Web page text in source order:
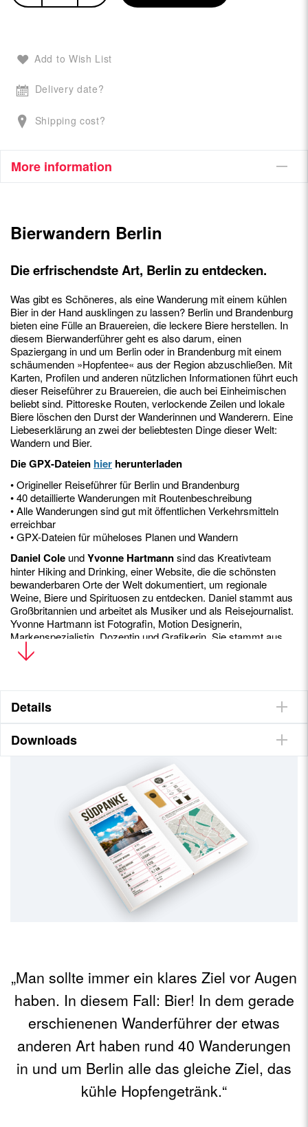
Add to Wish List
Delivery date?
Shipping cost?
More information
Bierwandern Berlin
Die erfrischendste Art, Berlin zu entdecken.
Was gibt es Schöneres, als eine Wanderung mit einem kühlen
Bier in der Hand ausklingen zu lassen? Berlin und Brandenburg
bieten eine Fülle an Brauereien, die leckere Biere herstellen. In
diesem Bierwanderführer geht es also darum, einen
Spaziergang in und um Berlin oder in Brandenburg mit einem
schäumenden »Hopfentee« aus der Region abzuschließen. Mit
Karten, Profilen und anderen nützlichen Informationen führt euch
dieser Reiseführer zu Brauereien, die auch bei Einheimischen
beliebt sind. Pittoreske Routen, verlockende Zeilen und lokale
Biere löschen den Durst der Wanderinnen und Wanderern. Eine
Liebeserklärung an zwei der beliebtesten Dinge dieser Welt:
Wandern und Bier.
Die GPX-Dateien hier herunterladen
• Origineller Reiseführer für Berlin und Brandenburg
• 40 detaillierte Wanderungen mit Routenbeschreibung
• Alle Wanderungen sind gut mit öffentlichen Verkehrsmitteln
erreichbar
• GPX-Dateien für müheloses Planen und Wandern
Daniel Cole undYvonne Hartmannsind das Kreativteam
hinter Hiking and Drinking, einer Website, die die schönsten
bewanderbaren Orte der Welt dokumentiert, um regionale
Weine, Biere und Spirituosen zu entdecken. Daniel stammt aus
Großbritannien und arbeitet als Musiker und als Reisejournalist.
Yvonne Hartmann ist Fotografin, Motion Designerin,
Markenspezialistin, Dozentin und Grafikerin. Sie stammt aus
Deutschland.
Details
Downloads
„Man sollte immer ein klares Ziel vor Augen
haben. In diesem Fall: Bier! In dem gerade
erschienenen Wanderführer der etwas
anderen Art haben rund 40 Wanderungen
in und um Berlin alle das gleiche Ziel, das
kühle Hopfengetränk.“